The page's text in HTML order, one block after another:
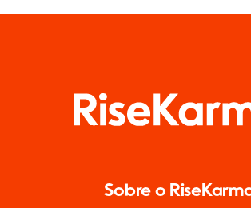
Sobre o